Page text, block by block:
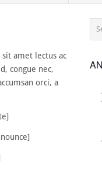
amet lectus ac
congue nec,
orci, a